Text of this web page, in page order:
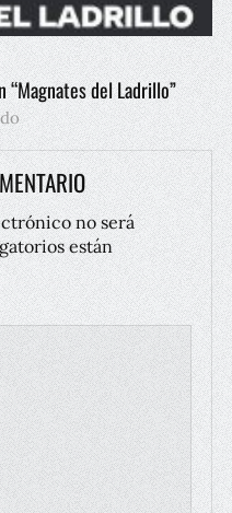
“Magnates del Ladrillo”
no será
están